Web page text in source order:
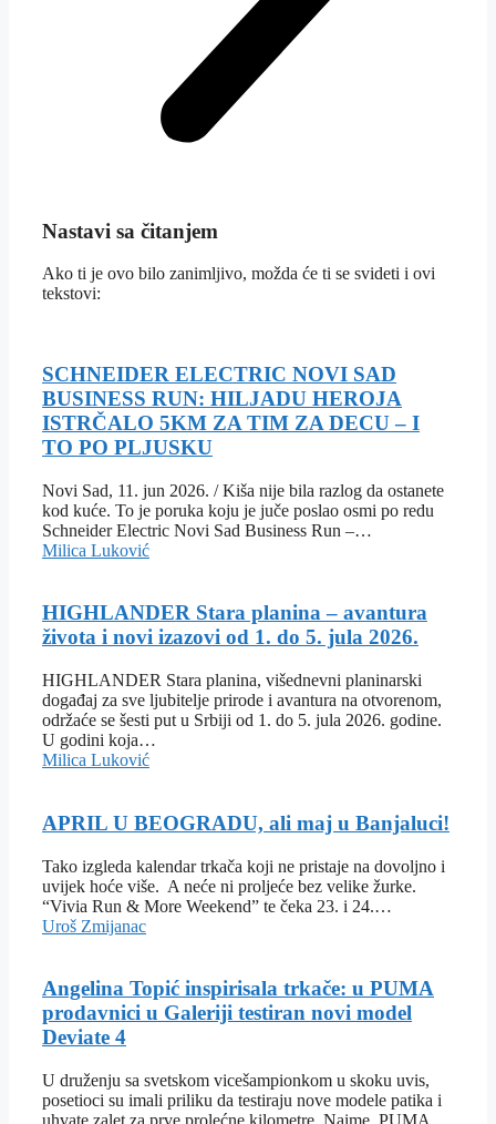
Nastavi sa čitanjem
Ako ti je ovo bilo zanimljivo, možda će ti se svideti i ovi
tekstovi:
SCHNEIDER ELECTRIC NOVI SAD
BUSINESS RUN: HILJADU HEROJA
ISTRČALO 5KM ZA TIM ZA DECU – I
TO PO PLJUSKU
Novi Sad, 11. jun 2026. / Kiša nije bila razlog da ostanete
kod kuće. To je poruka koju je juče poslao osmi po redu
Schneider Electric Novi Sad Business Run –…
Milica Luković
HIGHLANDER Stara planina – avantura
života i novi izazovi od 1. do 5. jula 2026.
HIGHLANDER Stara planina, višednevni planinarski
događaj za sve ljubitelje prirode i avantura na otvorenom,
održaće se šesti put u Srbiji od 1. do 5. jula 2026. godine.
U godini koja…
Milica Luković
APRIL U BEOGRADU, ali maj u Banjaluci!
Tako izgleda kalendar trkača koji ne pristaje na dovoljno i
uvijek hoće više. A neće ni proljeće bez velike žurke.
“Vivia Run & More Weekend” te čeka 23. i 24.…
Uroš Zmijanac
Angelina Topić inspirisala trkače: u PUMA
prodavnici u Galeriji testiran novi model
Deviate 4
U druženju sa svetskom vicešampionkom u skoku uvis,
posetioci su imali priliku da testiraju nove modele patika i
uhvate zalet za prve prolećne kilometre. Naime, PUMA